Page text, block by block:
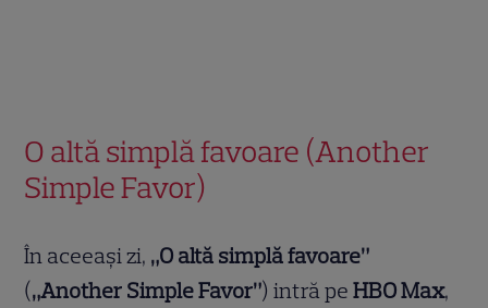
O altă simplă favoare (Another
Simple Favor)
În aceeași zi, „O altă simplă favoare”
(„Another Simple Favor”) intră peHBO Max,